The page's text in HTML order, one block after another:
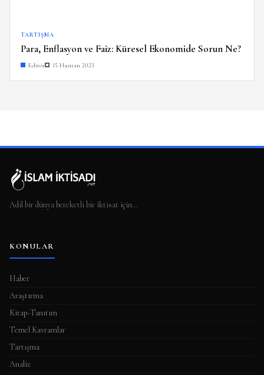
TARTIŞMA
Para, Enflasyon ve Faiz: Küresel Ekonomide Sorun Ne?
Editör 15 Haziran 2023
Adil bir dünya bereketli bir iktisat için…
KONULAR
Haber
Araştırma
Kitap-Tanıtım
Temel Kavramlar
Tartışma
Analiz